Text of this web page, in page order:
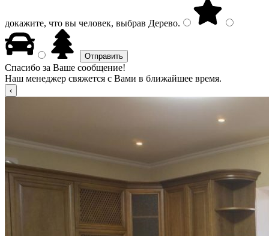
докажите, что вы человек, выбрав Дерево.
Спасибо за Ваше сообщение!
Наш менеджер свяжется с Вами в ближайшее время.